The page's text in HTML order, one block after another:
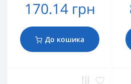
170.14 грн
До кошика